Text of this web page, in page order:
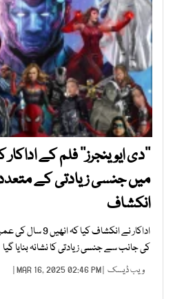
’’دی ایوینجرز‘‘ فلم کے
میں جنسی زیادتی کے
انکشاف
اداکار نے انکشاف
کی جانب سے جنسی زیادتی کا نشانہ بنایا گیا
ویب ڈیسک | MAR 16, 2025 02:46 PM |